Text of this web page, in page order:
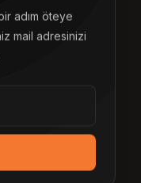
adım öteye
mail adresinizi